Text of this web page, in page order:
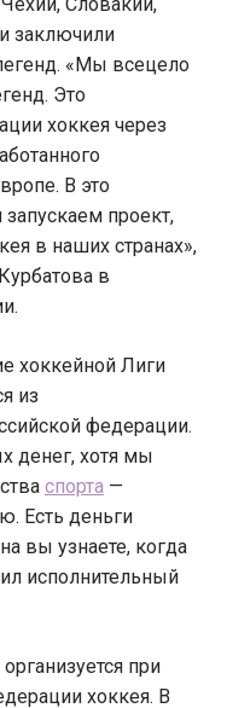
заключили
«Мы всецело
Это
хоккея через
В это
проект,
в наших странах»,
в
хоккейной Лиги
из
федерации.
денег, хотя мы
спорта —
Есть деньги
вы узнаете, когда
исполнительный
при
хоккея. В